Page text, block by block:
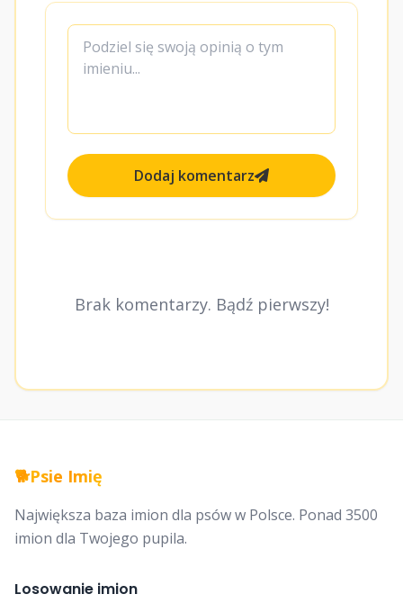
Dodaj komentarz
Brak komentarzy. Bądź pierwszy!
🐕Psie Imię
Największa baza imion dla psów w Polsce. Ponad 3500
imion dla Twojego pupila.
Losowanie imion